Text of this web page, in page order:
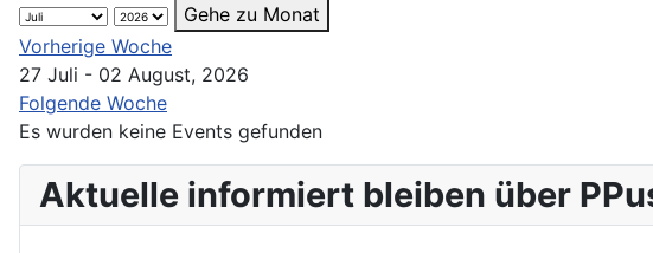
Gehe zu Monat
Vorherige Woche
27 Juli - 02 August, 2026
Folgende Woche
Es wurden keine Events gefunden
Aktuelle informiert bleiben über